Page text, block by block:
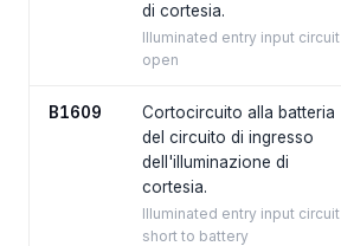
di cortesia.
Illuminated entry input circuit
open
B1609
Cortocircuito alla batteria
del circuito di ingresso
dell'illuminazione di
cortesia.
Illuminated entry input circuit
short to battery